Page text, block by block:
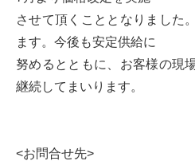
させて頂くこととなりました
ます。今後も安定供給に
努めるとともに、お客様の現
継続してまいります。
<お問合せ先>